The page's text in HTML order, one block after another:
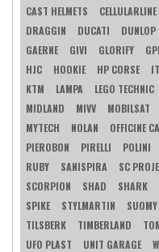
CAST HELMETS
CELLULARLINE
DRAGGIN
DUCATI DUNLOP
GAERNE
GIVI GLORIFY
HJC
HOOKIE HP CORSE
KTM
LAMPA LEGO TECHNIC
MIDLAND
MIVV MOBILSAT
MYTECH
NOLAN OFFICINE
PIEROBON
PIRELLI POLINI
RUBY
SANISPIRA SC
SCORPION
SHAD SHARK
SPIKE
STYLMARTIN SUOMY
TILSBERK
TIMBERLAND
UFO PLAST
UNIT GARAGE